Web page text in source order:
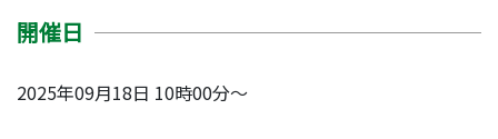
開催日
2025年09月18日 10時00分～